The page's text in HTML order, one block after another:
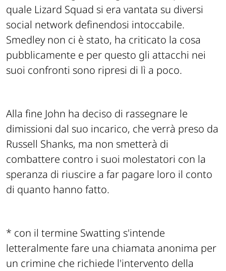
quale Lizard Squad si era vantata su diversi
social network definendosi intoccabile.
Smedley non ci è stato, ha criticato la cosa
pubblicamente e per questo gli attacchi nei
suoi confronti sono ripresi di lì a poco.
Alla fine John ha deciso di rassegnare le
dimissioni dal suo incarico, che verrà preso da
Russell Shanks, ma non smetterà di
combattere contro i suoi molestatori con la
speranza di riuscire a far pagare loro il conto
di quanto hanno fatto.
* con il termine Swatting s'intende
letteralmente fare una chiamata anonima per
un crimine che richiede l'intervento della